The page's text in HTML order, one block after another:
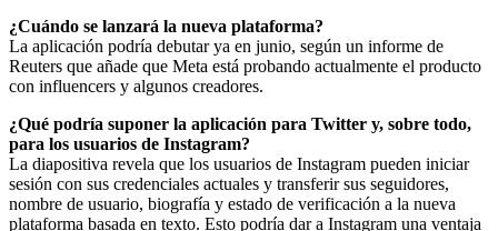
¿Cuándo se lanzará la nueva plataforma?
La aplicación podría debutar ya en junio, según un informe de
Reuters que añade que Meta está probando actualmente el producto
con influencers y algunos creadores.
¿Qué podría suponer la aplicación para Twitter y, sobre todo,
para los usuarios de Instagram?
La diapositiva revela que los usuarios de Instagram pueden iniciar
sesión con sus credenciales actuales y transferir sus seguidores,
nombre de usuario, biografía y estado de verificación a la nueva
plataforma basada en texto. Esto podría dar a Instagram una ventaja